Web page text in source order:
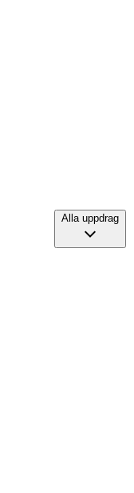
Alla uppdrag